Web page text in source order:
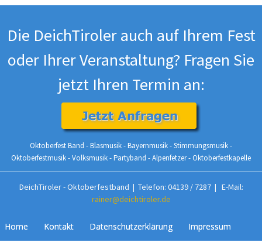
Die DeichTiroler auch auf Ihrem Fest
oder Ihrer Veranstaltung? Fragen Sie
jetzt Ihren Termin an:
Oktoberfest Band - Blasmusik - Bayernmusik - Stimmungsmusik -
Oktoberfestmusik - Volksmusik - Partyband - Alpenfetzer - Oktoberfestkapelle
DeichTiroler - Oktoberfestband | Telefon: 04139 / 7287 | E-Mail:
rainer@deichtiroler.de
Home Kontakt Datenschutzerklärung Impressum